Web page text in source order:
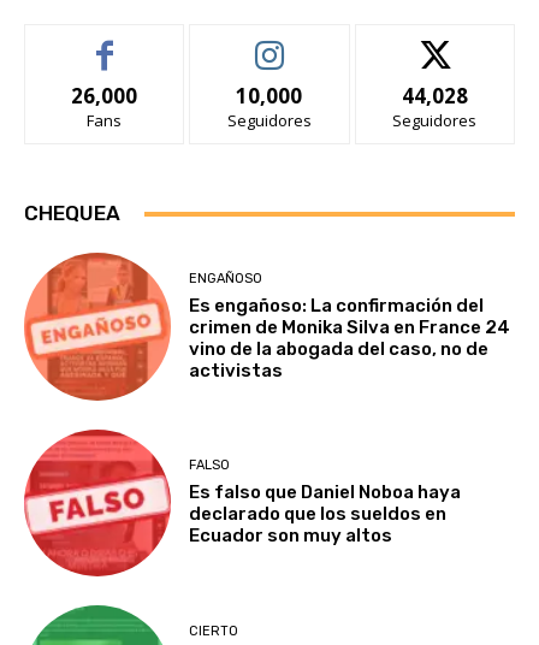
26,000
Fans
10,000
Seguidores
44,028
Seguidores
CHEQUEA
ENGAÑOSO
Es engañoso: La confirmación del
crimen de Monika Silva en France 24
vino de la abogada del caso, no de
activistas
FALSO
Es falso que Daniel Noboa haya
declarado que los sueldos en
Ecuador son muy altos
CIERTO